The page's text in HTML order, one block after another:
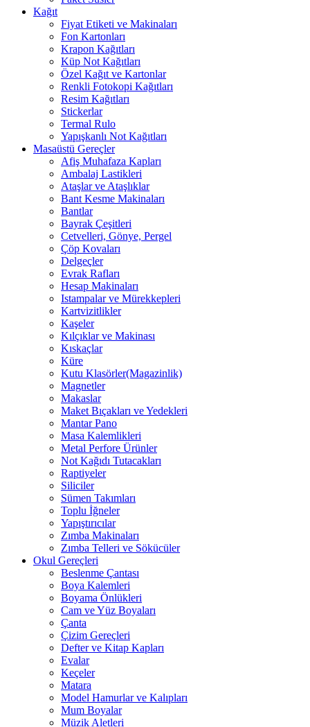
Kağıt
Fiyat Etiketi ve Makinaları
Fon Kartonları
Krapon Kağıtları
Küp Not Kağıtları
Özel Kağıt ve Kartonlar
Renkli Fotokopi Kağıtları
Resim Kağıtları
Stickerlar
Termal Rulo
Yapışkanlı Not Kağıtları
Masaüstü Gereçler
Afiş Muhafaza Kapları
Ambalaj Lastikleri
Ataşlar ve Ataşlıklar
Bant Kesme Makinaları
Bantlar
Bayrak Çeşitleri
Cetvelleri, Gönye, Pergel
Çöp Kovaları
Delgeçler
Evrak Rafları
Hesap Makinaları
Istampalar ve Mürekkepleri
Kartvizitlikler
Kaşeler
Kılçıklar ve Makinası
Kıskaçlar
Küre
Kutu Klasörler(Magazinlik)
Magnetler
Makaslar
Maket Bıçakları ve Yedekleri
Mantar Pano
Masa Kalemlikleri
Metal Perfore Ürünler
Not Kağıdı Tutacakları
Raptiyeler
Siliciler
Sümen Takımları
Toplu İğneler
Yapıştırıcılar
Zımba Makinaları
Zımba Telleri ve Sökücüler
Okul Gereçleri
Beslenme Çantası
Boya Kalemleri
Boyama Önlükleri
Cam ve Yüz Boyaları
Çanta
Çizim Gereçleri
Defter ve Kitap Kapları
Evalar
Keçeler
Matara
Model Hamurlar ve Kalıpları
Mum Boyalar
Müzik Aletleri